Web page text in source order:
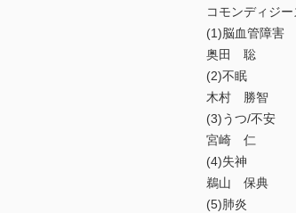
コモンディジ
(1)脳血管障害
奥田 聡
(2)不眠
木村 勝智
(3)うつ/不安
宮崎 仁
(4)失神
鵜山 保典
(5)肺炎